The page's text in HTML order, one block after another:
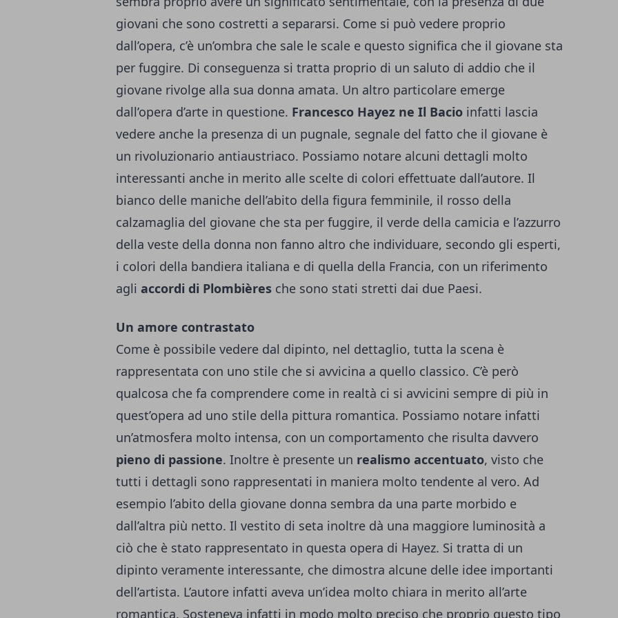
giovani che sono costretti a separarsi. Come si può vedere proprio
dall’opera, c’è un’ombra che sale le scale e questo significa che il giovane sta
per fuggire. Di conseguenza si tratta proprio di un saluto di addio che il
giovane rivolge alla sua donna amata. Un altro particolare emerge
dall’opera d’arte in questione. Francesco Hayez ne Il Bacio infatti lascia
vedere anche la presenza di un pugnale, segnale del fatto che il giovane è
un rivoluzionario antiaustriaco. Possiamo notare alcuni dettagli molto
interessanti anche in merito alle scelte di colori effettuate dall’autore. Il
bianco delle maniche dell’abito della figura femminile, il rosso della
calzamaglia del giovane che sta per fuggire, il verde della camicia e l’azzurro
della veste della donna non fanno altro che individuare, secondo gli esperti,
i colori della bandiera italiana e di quella della Francia, con un riferimento
agli accordi di Plombières che sono stati stretti dai due Paesi.
Un amore contrastato
Come è possibile vedere dal dipinto, nel dettaglio, tutta la scena è
rappresentata con uno stile che si avvicina a quello classico. C’è però
qualcosa che fa comprendere come in realtà ci si avvicini sempre di più in
quest’opera ad uno stile della pittura romantica. Possiamo notare infatti
un’atmosfera molto intensa, con un comportamento che risulta davvero
pieno di passione. Inoltre è presente un realismo accentuato, visto che
tutti i dettagli sono rappresentati in maniera molto tendente al vero. Ad
esempio l’abito della giovane donna sembra da una parte morbido e
dall’altra più netto. Il vestito di seta inoltre dà una maggiore luminosità a
ciò che è stato rappresentato in questa opera di Hayez. Si tratta di un
dipinto veramente interessante, che dimostra alcune delle idee importanti
dell’artista. L’autore infatti aveva un’idea molto chiara in merito all’arte
romantica. Sosteneva infatti in modo molto preciso che proprio questo tipo